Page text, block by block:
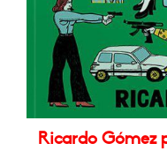
Ricardo Gómez